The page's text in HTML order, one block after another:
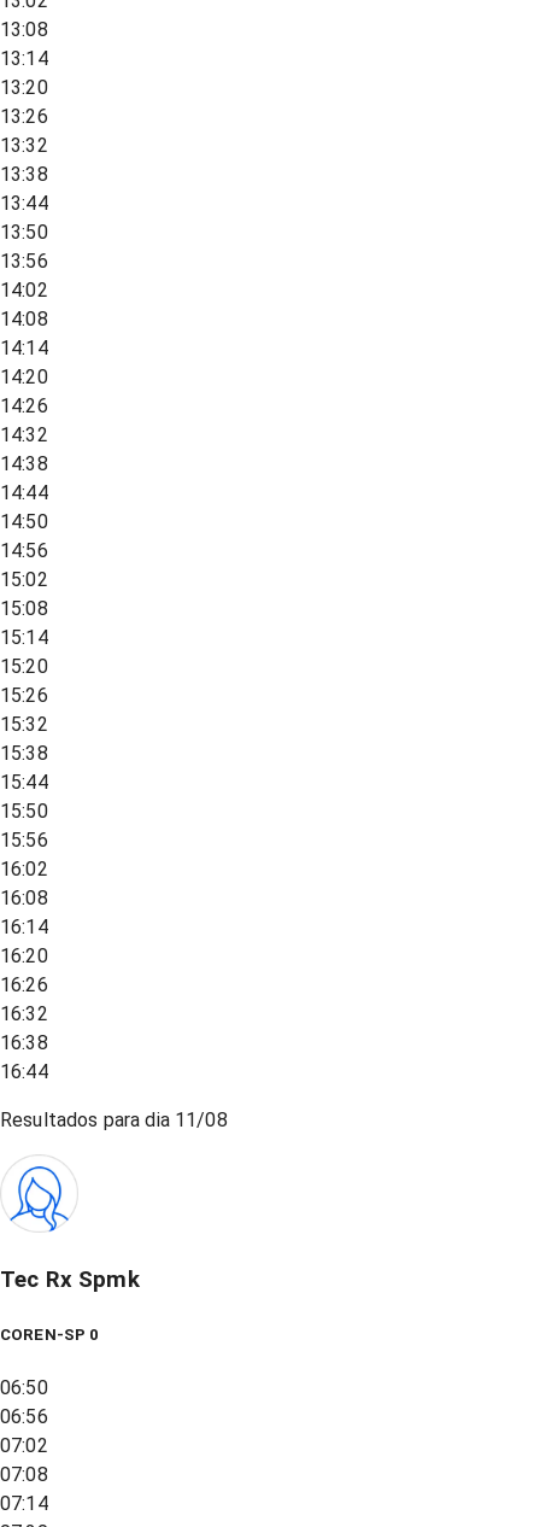
13:08
13:14
13:20
13:26
13:32
13:38
13:44
13:50
13:56
14:02
14:08
14:14
14:20
14:26
14:32
14:38
14:44
14:50
14:56
15:02
15:08
15:14
15:20
15:26
15:32
15:38
15:44
15:50
15:56
16:02
16:08
16:14
16:20
16:26
16:32
16:38
16:44
Resultados para dia 11/08
Tec Rx Spmk
COREN-SP 0
06:50
06:56
07:02
07:08
07:14